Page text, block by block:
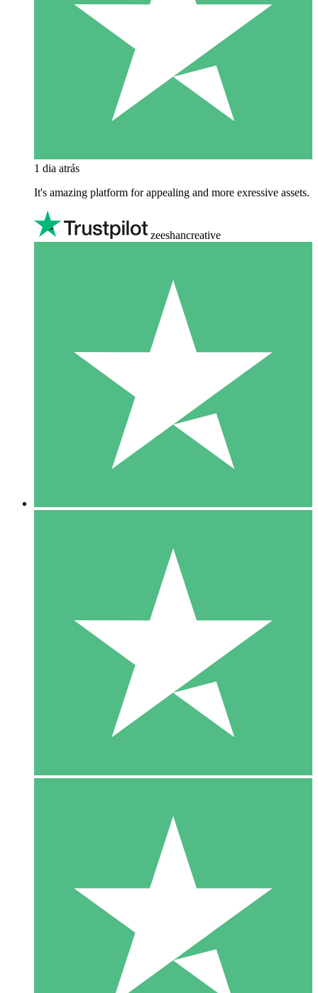
1 dia atrás
It's amazing platform for appealing and more exressive assets.
zeeshancreative